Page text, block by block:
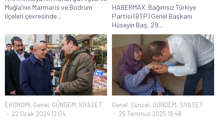
Muğla’nın Marmaris ve Bodrum
ilçeleri çevresinde...
HABERMAX. Bağımsız Türkiye
Partisi (BTP) Genel Başkanı
Hüseyin Baş, 29...
EKONOMİ, Genel, GÜNDEM, SİYASET
22 Ocak 2024 12:04
Genel, Güncel, GÜNDEM, SİYASET
26 Temmuz 2025 19:48